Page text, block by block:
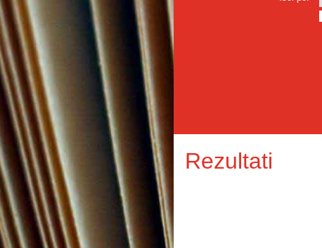
Rezultati